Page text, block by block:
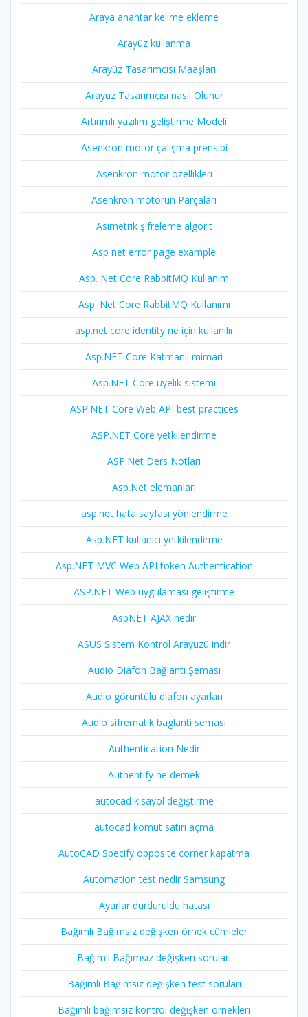
Araya anahtar kelime ekleme
Arayüz kullanma
Arayüz Tasarımcısı Maaşları
Arayüz Tasarımcısı nasıl Olunur
Artırımlı yazılım geliştirme Modeli
Asenkron motor çalışma prensibi
Asenkron motor özellikleri
Asenkron motorun Parçaları
Asimetrik şifreleme algorit
Asp net error page example
Asp. Net Core RabbitMQ Kullanım
Asp. Net Core RabbitMQ Kullanımı
asp.net core identity ne için kullanılır
Asp.NET Core Katmanlı mimari
Asp.NET Core üyelik sistemi
ASP.NET Core Web API best practices
ASP.NET Core yetkilendirme
ASP.Net Ders Notları
Asp.Net elemanları
asp.net hata sayfası yönlendirme
Asp.NET kullanıcı yetkilendirme
Asp.NET MVC Web API token Authentication
ASP.NET Web uygulaması geliştirme
AspNET AJAX nedir
ASUS Sistem Kontrol Arayüzü indir
Audio Diafon Bağlantı Şeması
Audio görüntülü diafon ayarları
Audio sifrematik baglanti semasi
Authentication Nedir
Authentify ne demek
autocad kısayol değiştirme
autocad komut satırı açma
AutoCAD Specify opposite corner kapatma
Automation test nedir Samsung
Ayarlar durduruldu hatası
Bağımlı Bağımsız değişken örnek cümleler
Bağımlı Bağımsız değişken soruları
Bağımlı Bağımsız değişken test soruları
Bağımlı bağımsız kontrol değişken örnekleri